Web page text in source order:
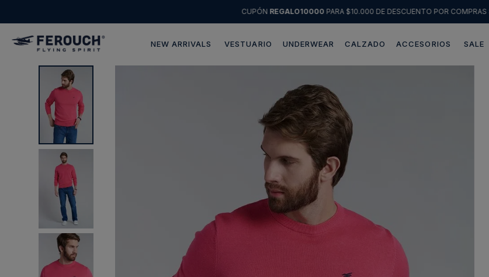
CUPÓN REGALO10000PARA $10.000 DE DESCUENTO POR
NEW ARRIVALS VESTUARIO UNDERWEAR CALZADO ACCESORIOS SALE
7
chaqueta
poleron